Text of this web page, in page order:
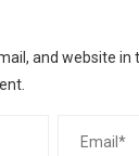
and website in